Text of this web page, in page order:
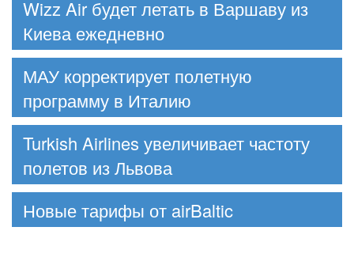
Wizz Air будет летать в Варшаву из
Киева ежедневно
МАУ корректирует полетную
программу в Италию
Turkish Airlines увеличивает частоту
полетов из Львова
Новые тарифы от airBaltic